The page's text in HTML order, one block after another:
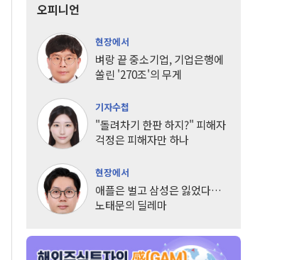
오피니언
현장에서
벼랑 끝 중소기업, 기업은행에
쏠린 '270조'의 무게
기자수첩
"돌려차기 한판 하지?" 피해자
걱정은 피해자만 하나
현장에서
애플은 벌고 삼성은 잃었다…
노태문의 딜레마